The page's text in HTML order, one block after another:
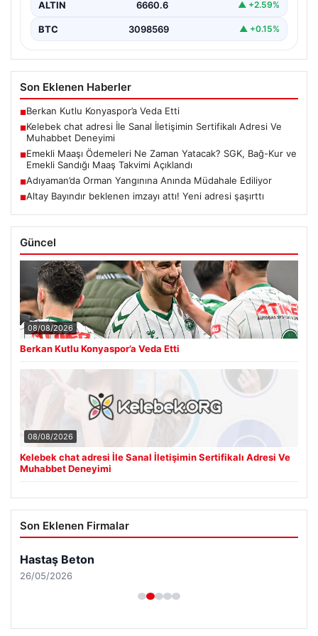
ALTIN 6660.6 ▲ +2.59%
BTC 3098569 ▲ +0.15%
Son Eklenen Haberler
■Berkan Kutlu Konyaspor’a Veda Etti
■Kelebek chat adresi İle Sanal İletişimin Sertifikalı Adresi Ve
Muhabbet Deneyimi
■Emekli Maaşı Ödemeleri Ne Zaman Yatacak? SGK, Bağ-Kur ve
Emekli Sandığı Maaş Takvimi Açıklandı
■Adıyaman’da Orman Yangınına Anında Müdahale Ediliyor
■Altay Bayındır beklenen imzayı attı! Yeni adresi şaşırttı
Güncel
08/08/2026
Berkan Kutlu Konyaspor’a Veda Etti
08/08/2026
Kelebek chat adresi İle Sanal İletişimin Sertifikalı Adresi Ve
Muhabbet Deneyimi
Son Eklenen Firmalar
Hastaş Beton
26/05/2026